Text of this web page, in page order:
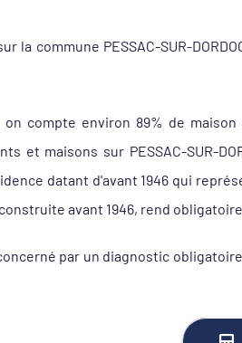
la commune PESSAC-SUR-
compte environ 89% de
et maisons sur PESSAC-
datant d'avant 1946 qui
avant 1946, rend
par un diagnostic